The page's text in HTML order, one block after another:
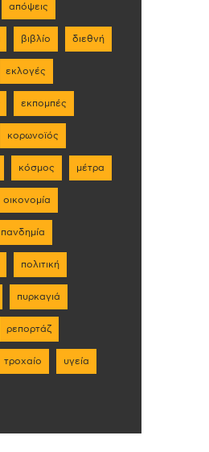
απόψεις
βιβλίο διεθνή
εκλογές
εκπομπές
κορωνοϊός
κόσμος μέτρα
οικονομία
πανδημία
πολιτική
πυρκαγιά
ρεπορτάζ
τροχαίο υγεία